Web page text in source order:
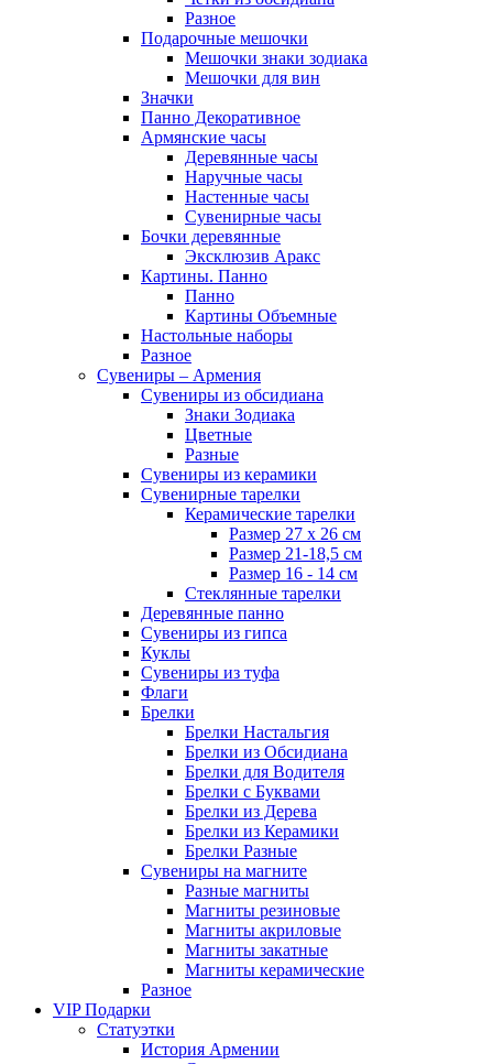
Разное
Подарочные мешочки
Мешочки знаки зодиака
Мешочки для вин
Значки
Панно Декоративное
Армянские часы
Деревянные часы
Наручные часы
Настенные часы
Сувенирные часы
Бочки деревянные
Эксклюзив Аракс
Картины. Панно
Панно
Картины Объемные
Настольные наборы
Разное
Сувениры – Армения
Сувениры из обсидиана
Знаки Зодиака
Цветные
Разные
Сувениры из керамики
Сувенирные тарелки
Керамические тарелки
Размер 27 х 26 см
Размер 21-18,5 см
Размер 16 - 14 см
Стеклянные тарелки
Деревянные панно
Сувениры из гипса
Куклы
Сувениры из туфа
Флаги
Брелки
Брелки Настальгия
Брелки из Обсидиана
Брелки для Водителя
Брелки с Буквами
Брелки из Дерева
Брелки из Керамики
Брелки Разные
Сувениры на магните
Разные магниты
Магниты резиновые
Магниты акриловые
Магниты закатные
Магниты керамические
Разное
VIP Подарки
Статуэтки
История Армении